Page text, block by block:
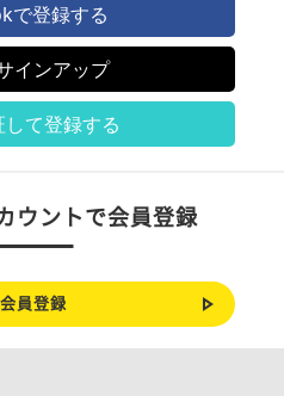
で登録する
インアップ
て登録する
ウントで会員登録
員登録